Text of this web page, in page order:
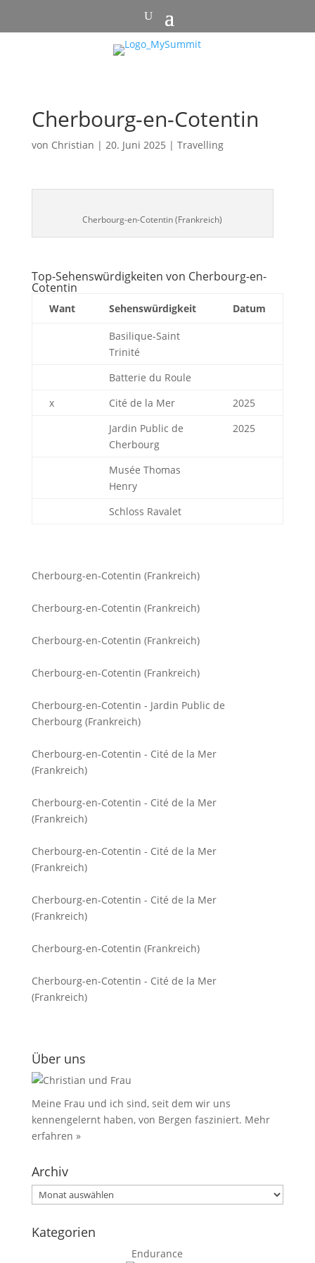
Cherbourg-en-Cotentin
von Christian | 20. Juni 2025 | Travelling
Cherbourg-en-Cotentin (Frankreich)
Top-Sehenswürdigkeiten von Cherbourg-en-
Cotentin
Want Sehenswürdigkeit Datum
Basilique-Saint
Trinité
Batterie du Roule
x
Cité de la Mer
2025
Jardin Public de
Cherbourg
2025
Musée Thomas
Henry
Schloss Ravalet
Cherbourg-en-Cotentin (Frankreich)
Cherbourg-en-Cotentin (Frankreich)
Cherbourg-en-Cotentin (Frankreich)
Cherbourg-en-Cotentin (Frankreich)
Cherbourg-en-Cotentin - Jardin Public de
Cherbourg (Frankreich)
Cherbourg-en-Cotentin - Cité de la Mer
(Frankreich)
Cherbourg-en-Cotentin - Cité de la Mer
(Frankreich)
Cherbourg-en-Cotentin - Cité de la Mer
(Frankreich)
Cherbourg-en-Cotentin - Cité de la Mer
(Frankreich)
Cherbourg-en-Cotentin (Frankreich)
Cherbourg-en-Cotentin - Cité de la Mer
(Frankreich)
Über uns
Meine Frau und ich sind, seit dem wir uns
kennengelernt haben, von Bergen fasziniert. Mehr
erfahren »
Archiv
Archiv
Kategorien
Endurance